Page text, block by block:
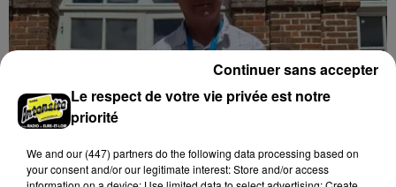
Stars'Terre 2026 : Philippe Palmieri dévoile
les ambitions d'un...
Le respect de votre vie privée est notre
priorité
We and our (447) partnersdo the following data processing based on
your consent and/or our legitimate interest: Store and/or access
Continuer sans accepter